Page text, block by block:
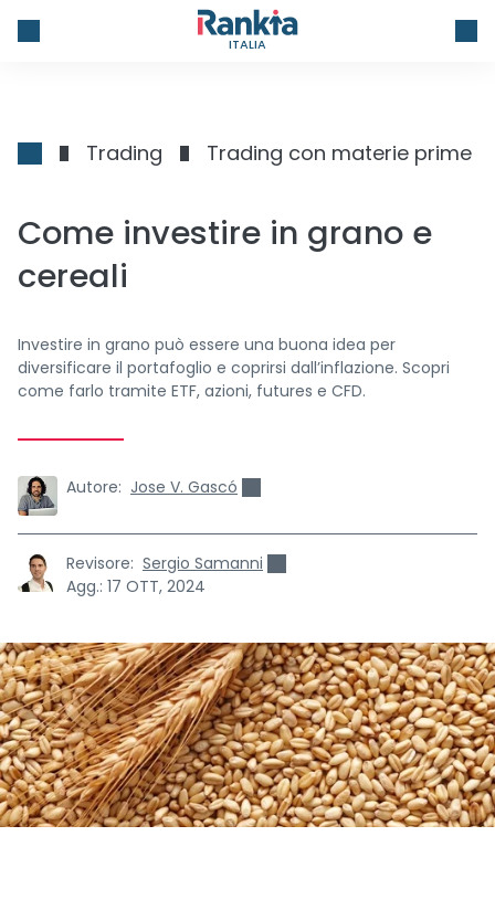
ITALIA
Trading Trading con materie prime
Come investire in grano e
cereali
Investire in grano può essere una buona idea per
diversificare il portafoglio e coprirsi dall’inflazione. Scopri
come farlo tramite ETF, azioni, futures e CFD.
Autore: Jose V. Gascó
Revisore: Sergio Samanni
Agg.: 17 OTT, 2024